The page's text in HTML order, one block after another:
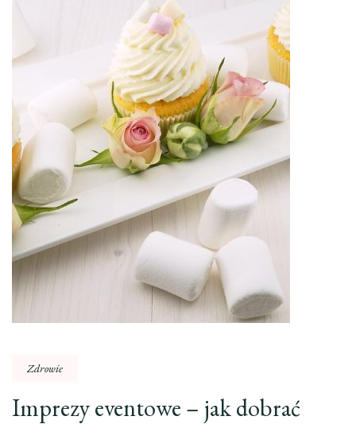
Zdrowie
Imprezy eventowe – jak dobrać